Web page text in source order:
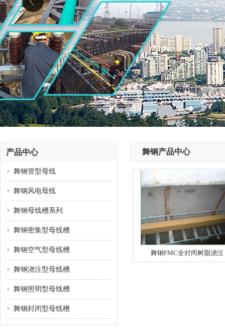
产品中心
舞钢管型母线
舞钢风电母线
舞钢母线槽系列
舞钢密集型母线槽
舞钢空气型母线槽
舞钢浇注型母线槽
舞钢照明型母线槽
舞钢封闭型母线槽
舞钢产品中心
舞钢FMC全封闭树脂浇注